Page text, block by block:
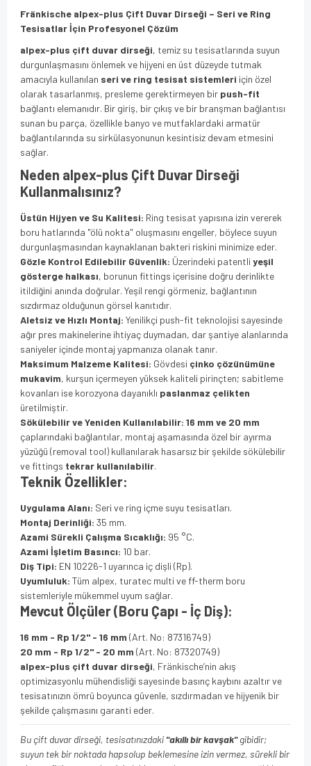
Fränkische alpex-plus Çift Duvar Dirseği – Seri ve Ring
Tesisatlar İçin Profesyonel Çözüm
alpex-plus çift duvar dirseği, temiz su tesisatlarında suyun
durgunlaşmasını önlemek ve hijyeni en üst düzeyde tutmak
amacıyla kullanılan seri ve ring tesisat sistemleri için özel
olarak tasarlanmış, presleme gerektirmeyen bir push-fit
bağlantı elemanıdır. Bir giriş, bir çıkış ve bir branşman bağlantısı
sunan bu parça, özellikle banyo ve mutfaklardaki armatür
bağlantılarında su sirkülasyonunun kesintisiz devam etmesini
sağlar.
Neden alpex-plus Çift Duvar Dirseği
Kullanmalısınız?
Üstün Hijyen ve Su Kalitesi: Ring tesisat yapısına izin vererek
boru hatlarında "ölü nokta" oluşmasını engeller, böylece suyun
durgunlaşmasından kaynaklanan bakteri riskini minimize eder.
Gözle Kontrol Edilebilir Güvenlik: Üzerindeki patentli yeşil
gösterge halkası, borunun fittings içerisine doğru derinlikte
itildiğini anında doğrular. Yeşil rengi görmeniz, bağlantının
sızdırmaz olduğunun görsel kanıtıdır.
Aletsiz ve Hızlı Montaj: Yenilikçi push-fit teknolojisi sayesinde
ağır pres makinelerine ihtiyaç duymadan, dar şantiye alanlarında
saniyeler içinde montaj yapmanıza olanak tanır.
Maksimum Malzeme Kalitesi: Gövdesi çinko çözünümüne
mukavim, kurşun içermeyen yüksek kaliteli pirinçten; sabitleme
kovanları ise korozyona dayanıklı paslanmaz çelikten
üretilmiştir.
Sökülebilir ve Yeniden Kullanılabilir: 16 mm ve 20 mm
çaplarındaki bağlantılar, montaj aşamasında özel bir ayırma
yüzüğü (removal tool) kullanılarak hasarsız bir şekilde sökülebilir
ve fittings tekrar kullanılabilir.
Teknik Özellikler:
Uygulama Alanı: Seri ve ring içme suyu tesisatları.
Montaj Derinliği: 35 mm.
Azami Sürekli Çalışma Sıcaklığı: 95 °C.
Azami İşletim Basıncı: 10 bar.
Diş Tipi: EN 10226-1 uyarınca iç dişli (Rp).
Uyumluluk: Tüm alpex, turatec multi ve ff-therm boru
sistemleriyle mükemmel uyum sağlar.
Mevcut Ölçüler (Boru Çapı - İç Diş):
16 mm - Rp 1/2" - 16 mm (Art. No: 87316749)
20 mm - Rp 1/2" - 20 mm (Art. No: 87320749)
alpex-plus çift duvar dirseği, Fränkische’nin akış
optimizasyonlu mühendisliği sayesinde basınç kaybını azaltır ve
tesisatınızın ömrü boyunca güvenle, sızdırmadan ve hijyenik bir
şekilde çalışmasını garanti eder.
Bu çift duvar dirseği, tesisatınızdaki "akıllı bir kavşak"gibidir;
suyun tek bir noktada hapsolup beklemesine izin vermez, sürekli bir